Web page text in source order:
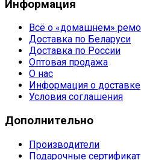
Информация
Всё о «домашнем»
Доставка по Беларуси
Доставка по России
Оптовая продажа
О нас
Информация о доставке
Условия соглашения
Дополнительно
Производители
Подарочные